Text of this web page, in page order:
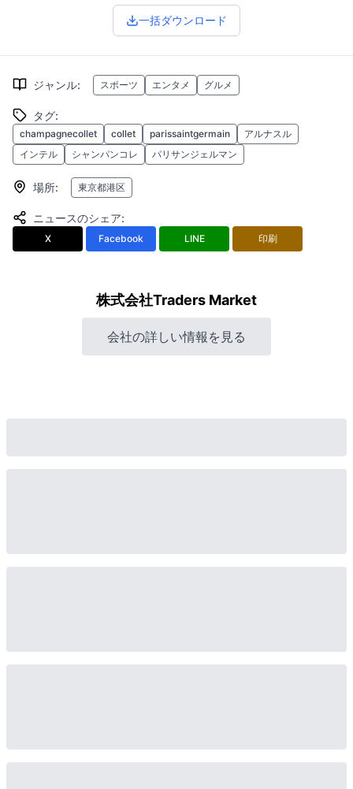
一括ダウンロード
ジャンル: スポーツ エンタメ グルメ
タグ:
champagnecollet collet parissaintgermain
アルナスル
インテル
シャンパンコレ パリサンジェルマン
場所: 東京都港区
ニュースのシェア:
X Facebook LINE 印刷
株式会社Traders Market
会社の詳しい情報を見る